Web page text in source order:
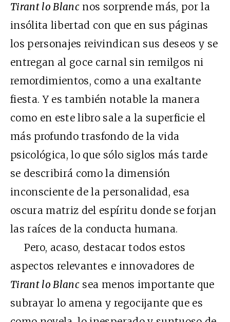
Tirant lo Blanc nos sorprende más, por la
insólita libertad con que en sus páginas
los personajes reivindican sus deseos y se
entregan al goce carnal sin remilgos ni
remordimientos, como a una exaltante
fiesta. Y es también notable la manera
como en este libro sale a la superficie el
más profundo trasfondo de la vida
psicológica, lo que sólo siglos más tarde
se describirá como la dimensión
inconsciente de la personalidad, esa
oscura matriz del espíritu donde se forjan
las raíces de la conducta humana.
Pero, acaso, destacar todos estos
aspectos relevantes e innovadores de
Tirant lo Blanc sea menos importante que
subrayar lo amena y regocijante que es